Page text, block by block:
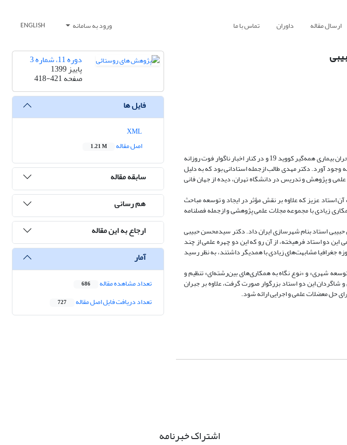
ارسال مقاله داوران تماس با ما ورود به سامانه ENGLISH
چه اینکه مرگ پدیده غیرقابل‌اجتناب و واقعیتی است که همگان با آن مواجه می‌شوند لیکن در بحبوحه و در گیرودار بحران بیماری همه‌گیر کووید 19 و در کنار اخبار ناگوار فوت روزانه
آورد. دکتر مهدی طالب ازجمله استادانی بود که به دلیل
عمر پربرکت و بعد از بالغ بر نیم‌قرن کار علمی و پژوهش و تدریس در دانشگاه تهران، دیده از جهان فانی
عزیز که علاوه بر نقش مؤثر در ایجاد و توسعه مباحث
زیادی با مجموعه مجلات علمی پژوهشی و ازجمله فصلنامه
استاد بنام شهرسازی ایران داد. دکتر سیدمحسن حبیبی
به‌رغم متفاوت بودن حوزه علمی این دو استاد فرهیخته، از آن رو که این دو چهره علمی از چند
جغرافیا مشابهت‌های زیادی با همدیگر داشتند، به نظر رسید
شهری» و «نوع نگاه به همکاری‌های بین‌رشته‌ای» تنظیم و
شاگردان این دو استاد بزرگوار صورت گرفت، علاوه بر جبران
حل معضلات علمی و اجرایی ارائه شود.
دوره 11، شماره 3
پاییز 1399
صفحه418-421
فایل ها
اصل مقاله
1.21 M
سابقه مقاله
هم رسانی
ارجاع به این مقاله
آمار
تعداد مشاهده مقاله 686
تعداد دریافت فایل اصل مقاله 727
اشتراک خبرنامه